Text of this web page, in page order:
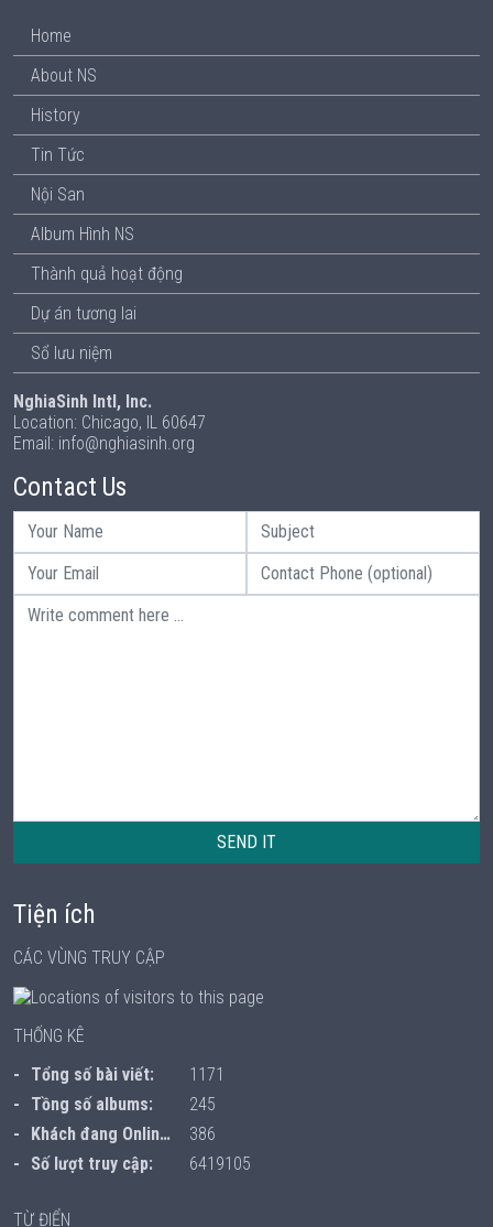
Home
About NS
History
Tin Tức
Nội San
Album Hình NS
Thành quả hoạt động
Dự án tương lai
Sổ lưu niệm
NghiaSinh Intl, Inc.
Location: Chicago, IL 60647
Email: info@nghiasinh.org
Contact Us
SEND IT
Tiện ích
CÁC VÙNG TRUY CẬP
THỐNG KÊ
Tổng số bài viết:
1171
Tồng số albums:
245
Khách đang Online:
386
Số lượt truy cập:
6419105
TỪ ĐIỂN